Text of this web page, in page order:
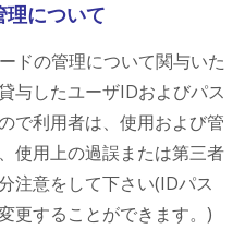
理について
ドの管理について関与いた
与したユーザIDおよびパス
で利用者は、使用および管
使用上の過誤または第三者
注意をして下さい(IDパス
更することができます。)